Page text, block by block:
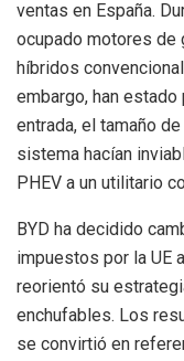
ventas en España.
ocupado motores de
híbridos
embargo, han
entrada, el tamaño
sistema hacían
PHEV a un utilitario
BYD ha decidido
impuestos por la UE
reorientó su
enchufables. Los
se convirtió en